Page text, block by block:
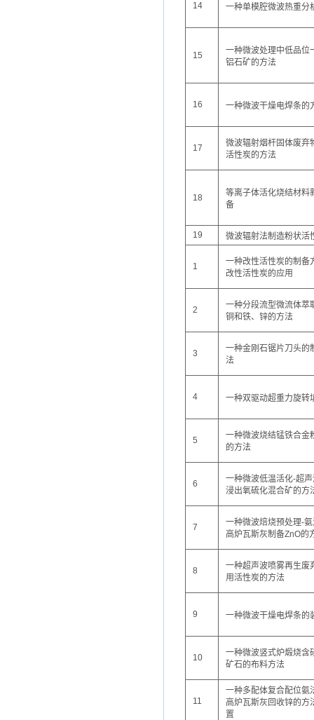
14 一种单模腔微波热重分
15
一种微波处理中低品位
铝石矿的方法
16 一种微波干燥电焊条的
17
微波辐射烟杆固体废弃
活性炭的方法
18
等离子体活化烧结材料
备
19 微波辐射法制造粉状活
1
一种改性活性炭的制备
改性活性炭的应用
2
一种分段流型微流体萃
铜和铁、锌的方法
3
一种金刚石锯片刀头的
法
4 一种双驱动超重力旋转
5
一种微波烧结锰铁合金
的方法
6
一种微波低温活化-超
浸出氧硫化混合矿的方
7
一种微波焙烧预处理-
高炉瓦斯灰制备ZnO的
8
一种超声波喷雾再生废
用活性炭的方法
9 一种微波干燥电焊条的
10
一种微波竖式炉煅烧含
矿石的布料方法
11
一种多配体复合配位氨
高炉瓦斯灰回收锌的方
置